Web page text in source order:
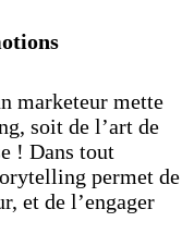
marketeur mette
soit de l’art de
! Dans tout
permet de
et de l’engager